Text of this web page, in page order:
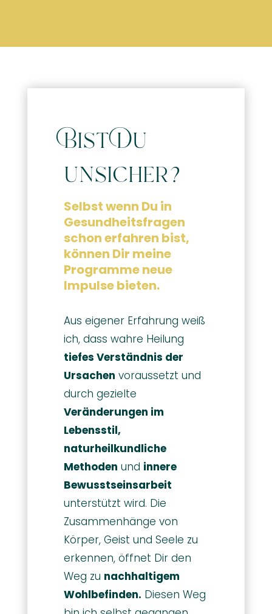
Bist Du
unsicher?
Selbst wenn Du in
Gesundheitsfragen
schon erfahren bist,
können Dir meine
Programme neue
Impulse bieten.
Aus eigener Erfahrung weiß
ich, dass wahre Heilung
tiefes Verständnis der
Ursachen voraussetzt und
durch gezielte
Veränderungen im
Lebensstil,
naturheilkundliche
Methoden und innere
Bewusstseinsarbeit
unterstützt wird. Die
Zusammenhänge von
Körper, Geist und Seele zu
erkennen, öffnet Dir den
Weg zu nachhaltigem
Wohlbefinden. Diesen Weg